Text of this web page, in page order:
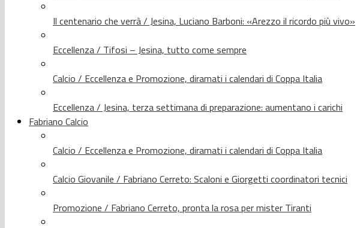
Il centenario che verrà / Jesina, Luciano Barboni: «Arezzo il ricordo più vivo»
Eccellenza / Tifosi – Jesina, tutto come sempre
Calcio / Eccellenza e Promozione, diramati i calendari di Coppa Italia
Eccellenza / Jesina, terza settimana di preparazione: aumentano i carichi
Fabriano Calcio
Calcio / Eccellenza e Promozione, diramati i calendari di Coppa Italia
Calcio Giovanile / Fabriano Cerreto: Scaloni e Giorgetti coordinatori tecnici
Promozione / Fabriano Cerreto, pronta la rosa per mister Tiranti